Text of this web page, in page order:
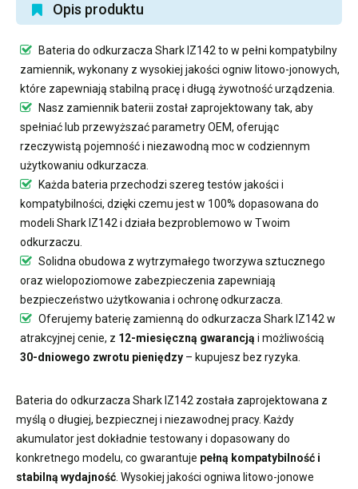
Opis produktu
Bateria do odkurzacza Shark IZ142 to w pełni kompatybilny
zamiennik, wykonany z wysokiej jakości ogniw litowo-jonowych,
które zapewniają stabilną pracę i długą żywotność urządzenia.
Nasz zamiennik baterii został zaprojektowany tak, aby
spełniać lub przewyższać parametry OEM, oferując
rzeczywistą pojemność i niezawodną moc w codziennym
użytkowaniu odkurzacza.
Każda bateria przechodzi szereg testów jakości i
kompatybilności, dzięki czemu jest w 100% dopasowana do
modeli Shark IZ142 i działa bezproblemowo w Twoim
odkurzaczu.
Solidna obudowa z wytrzymałego tworzywa sztucznego
oraz wielopoziomowe zabezpieczenia zapewniają
bezpieczeństwo użytkowania i ochronę odkurzacza.
Oferujemy baterię zamienną do odkurzacza Shark IZ142 w
atrakcyjnej cenie, z 12-miesięczną gwarancją i możliwością
30-dniowego zwrotu pieniędzy – kupujesz bez ryzyka.
Bateria do odkurzacza Shark IZ142 została zaprojektowana z
myślą o długiej, bezpiecznej i niezawodnej pracy. Każdy
akumulator jest dokładnie testowany i dopasowany do
konkretnego modelu, co gwarantuje pełną kompatybilność i
stabilną wydajność . Wysokiej jakości ogniwa litowo-jonowe